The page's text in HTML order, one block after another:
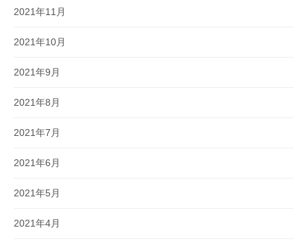
2021年11月
2021年10月
2021年9月
2021年8月
2021年7月
2021年6月
2021年5月
2021年4月